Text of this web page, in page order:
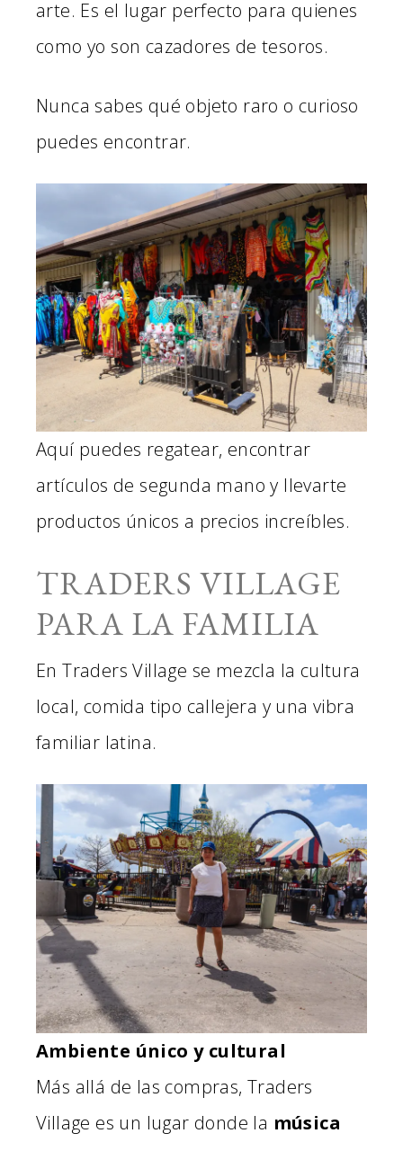
arte. Es el lugar perfecto para quienes
como yo son cazadores de tesoros.
Nunca sabes qué objeto raro o curioso
puedes encontrar.
Aquí puedes regatear, encontrar
artículos de segunda mano y llevarte
productos únicos a precios increíbles.
TRADERS VILLAGE
PARA LA FAMILIA
En Traders Village se mezcla la cultura
local, comida tipo callejera y una vibra
familiar latina.
Ambiente único y cultural
Más allá de las compras, Traders
Village es un lugar donde la música